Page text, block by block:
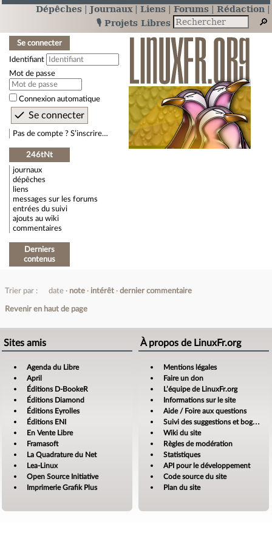
Dépêches Journaux Liens Forums
Rédaction
🎙️ Projets Libres
Se connecter
Identifiant
Mot de passe
Connexion automatique
Pas de compte ? S’inscrire…
246tNt
journaux
dépêches
liens
messages sur les forums
entrées du suivi
ajouts au wiki
commentaires
Derniers
contenus
Trier par : date note intérêt dernier commentaire
Revenir en haut de page
Sites amis
Agenda du Libre
April
Éditions D-BookeR
Éditions Diamond
Éditions Eyrolles
Éditions ENI
En Vente Libre
Framasoft
La Quadrature du Net
Lea-Linux
Open Source Initiative
Imprimerie Grafik Plus
À propos de LinuxFr.org
Mentions légales
Faire un don
L’équipe de LinuxFr.org
Informations sur le site
Aide / Foire aux questions
Suivi des suggestions et bogues
Wiki du site
Règles de modération
Statistiques
API pour le développement
Code source du site
Plan du site